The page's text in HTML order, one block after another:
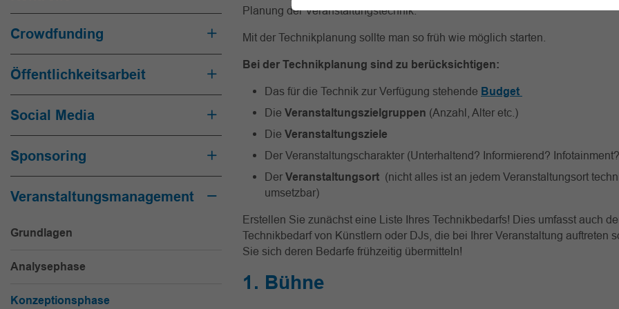
Crowdfunding
Öffentlichkeitsarbeit
Social Media
Sponsoring
Veranstaltungsmanagement
Grundlagen
Analysephase
Konzeptionsphase
Planung der Veranstaltungstechnik.
Mit der Technikplanung sollte man so früh wie möglich starten.
Bei der Technikplanung sind zu berücksichtigen:
Das für die Technik zur Verfügung stehende Budget
Die Veranstaltungszielgruppen (Anzahl, Alter etc.)
Die Veranstaltungsziele
Der Veranstaltungscharakter (Unterhaltend? Informierend?
Der Veranstaltungsort (nicht alles ist an jedem Veranstaltungsort
umsetzbar)
Erstellen Sie zunächst eine Liste Ihres Technikbedarfs! Dies umfasst auch
Technikbedarf von Künstlern oder DJs, die bei Ihrer Veranstaltung auftreten
Sie sich deren Bedarfe frühzeitig übermitteln!
1. Bühne